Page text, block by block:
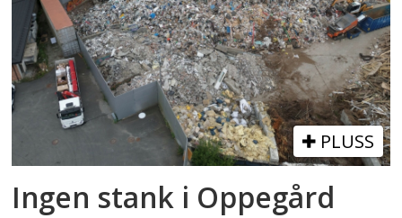
PLUSS
Ingen stank i Oppegård